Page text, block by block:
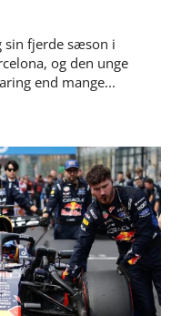
sin fjerde sæson i
og den unge
end mange...